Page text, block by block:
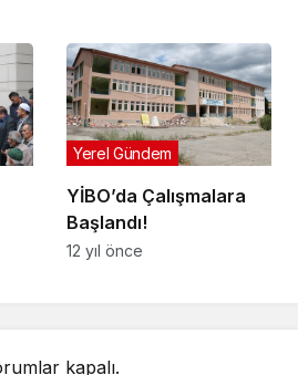
YİBO’da Çalışmalara
Başlandı!
Yerel Gündem
12 yıl önce
kapalı.